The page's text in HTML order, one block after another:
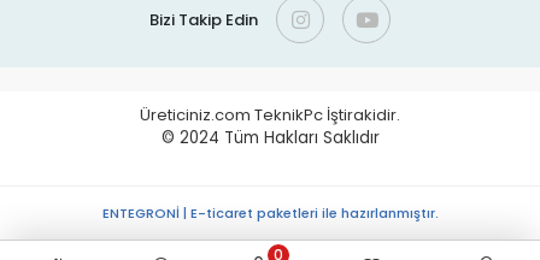
Bizi Takip Edin
Üreticiniz.com TeknikPc İştirakidir.
© 2024 Tüm Hakları Saklıdır
0
ENTEGRONİ | E-ticaret paketleri ile hazırlanmıştır.